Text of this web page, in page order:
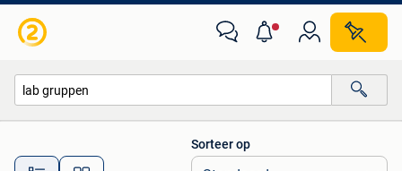
Alle afstanden…
Sorteer op